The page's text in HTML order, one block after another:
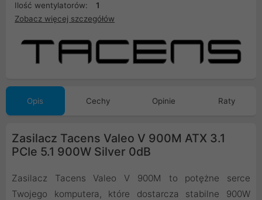
Ilość wentylatorów:
1
Zobacz więcej szczegółów
Opis Cechy Opinie Raty
Zasilacz Tacens Valeo V 900M ATX 3.1
PCIe 5.1 900W Silver 0dB
Zasilacz Tacens Valeo V 900M to potężne serce
Twojego komputera, które dostarcza stabilne 900W